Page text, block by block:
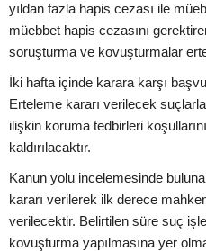
yıldan fazla hapis cezası ile
müebbet hapis cezasını
soruşturma ve kovuşturmalar
İki hafta içinde karara karşı
Erteleme kararı verilecek
ilişkin koruma tedbirleri
kaldırılacaktır.
Kanun yolu incelemesinde
kararı verilerek ilk derece
verilecektir. Belirtilen süre suç
kovuşturma yapılmasına yer